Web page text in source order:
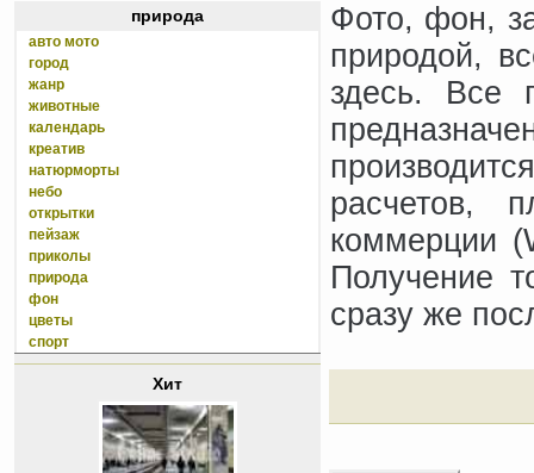
природа
авто мото
город
жанр
животные
календарь
креатив
натюрморты
небо
открытки
пейзаж
приколы
природа
фон
цветы
спорт
Хит
Фото, фон,
природой,
здесь. Все
расчетов,
коммерции
Получение
сразу же